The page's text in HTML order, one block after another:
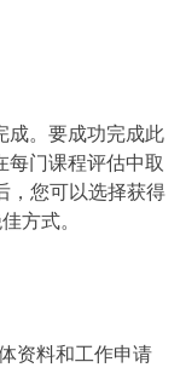
成。要成功完成此
每门课程评估中取
，您可以选择获得
方式。
资料和工作申请